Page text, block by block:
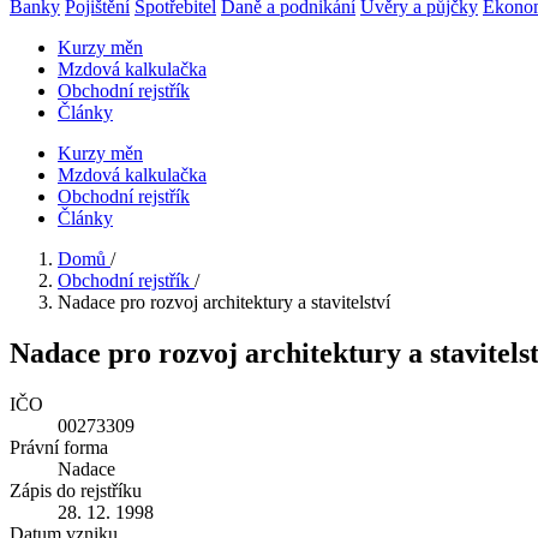
Banky Pojištění Spotřebitel Daně a podnikání Úvěry a půjčky
Kurzy měn
Mzdová kalkulačka
Obchodní rejstřík
Články
Kurzy měn
Mzdová kalkulačka
Obchodní rejstřík
Články
Domů /
Obchodní rejstřík /
Nadace pro rozvoj architektury a stavitelství
Nadace pro rozvoj architektury a
IČO
00273309
Právní forma
Nadace
Zápis do rejstříku
28. 12. 1998
Datum vzniku